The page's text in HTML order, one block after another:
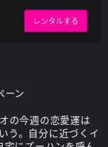
レンタルする
の今週の恋愛運は
う。自分に近づくイ